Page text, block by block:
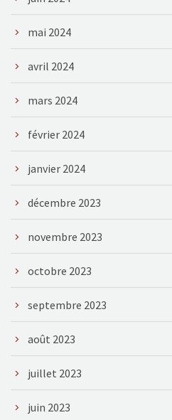
mai 2024
avril 2024
mars 2024
février 2024
janvier 2024
décembre 2023
novembre 2023
octobre 2023
septembre 2023
août 2023
juillet 2023
juin 2023